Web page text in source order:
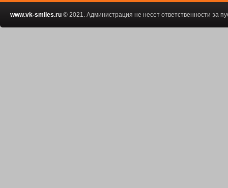
www.vk-smiles.ru © 2021. Администрация не несет ответственности за